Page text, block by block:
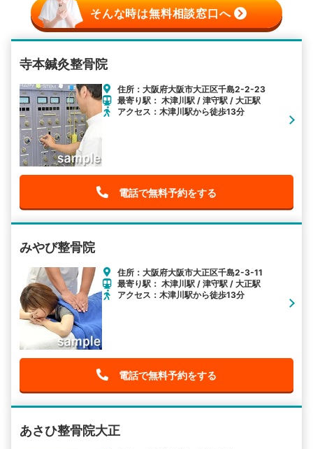
そんな時は無料相談窓口へ
寺本鍼灸整骨院
住所：大阪府大阪市大正区千島2-2-23
最寄り駅： 木津川駅 / 津守駅 / 大正駅
アクセス：木津川駅から徒歩13分
電話で無料予約をする
みやび整骨院
住所：大阪府大阪市大正区千島2-3-11
最寄り駅： 木津川駅 / 津守駅 / 大正駅
アクセス：木津川駅から徒歩13分
電話で無料予約をする
あさひ整骨院大正